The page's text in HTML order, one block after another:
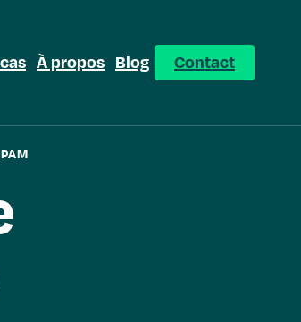
À propos Blog Contact